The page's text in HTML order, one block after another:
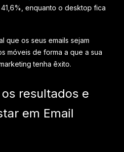
enquanto o desktop fica
que os seus emails sejam
móveis de forma a que a sua
tenha êxito.
os resultados e
em Email